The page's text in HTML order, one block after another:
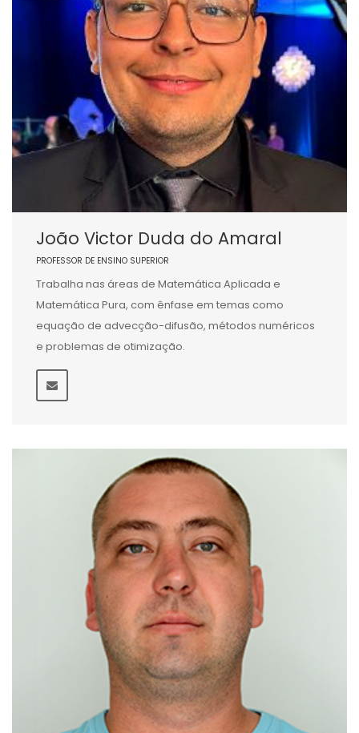
João Victor Duda do Amaral
PROFESSOR DE ENSINO SUPERIOR
Trabalha nas áreas de Matemática Aplicada e
Matemática Pura, com ênfase em temas como
equação de advecção-difusão, métodos numéricos
e problemas de otimização.